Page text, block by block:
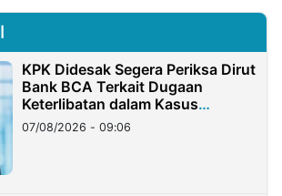
KPK Didesak Segera Periksa Dirut
Bank BCA Terkait Dugaan
Keterlibatan dalam Kasus
Hilangnya Dana Nasabah Rp2,58
Miliar
07/08/2026 - 09:06